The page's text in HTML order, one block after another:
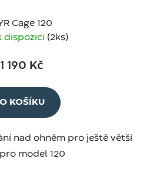
Cage 120
dispozici (2 ks)
190 Kč
KOŠÍKU
nad ohněm pro ještě větší
model 120